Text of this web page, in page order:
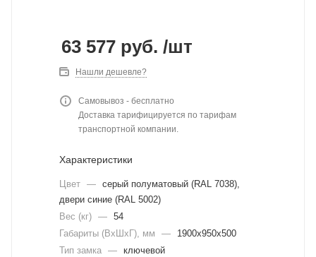
63 577 руб. /шт
Нашли дешевле?
Самовывоз - бесплатно
Доставка тарифицируется по тарифам
транспортной компании.
Характеристики
Цвет — cерый полуматовый (RAL 7038),
двери синие (RAL 5002)
Вес (кг) — 54
Габариты (ВхШхГ), мм
—
1900x950x500
Тип замка — ключевой